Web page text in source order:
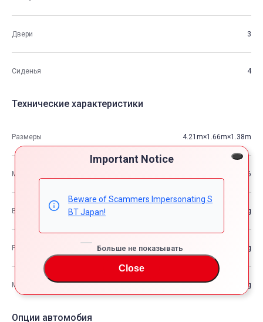
Important Notice
Beware of Scammers Impersonating S
BT Japan!
Больше не показывать
Close
Двери 3
Сиденья 4
Технические характеристики
Размеры 4.21m×1.66m×1.38m
М3 9.6
Вес автомобиля —kg
Разрешенная максимальная масса транспортного средства —kg
Максимальная грузоподъемность —kg
Опции автомобия